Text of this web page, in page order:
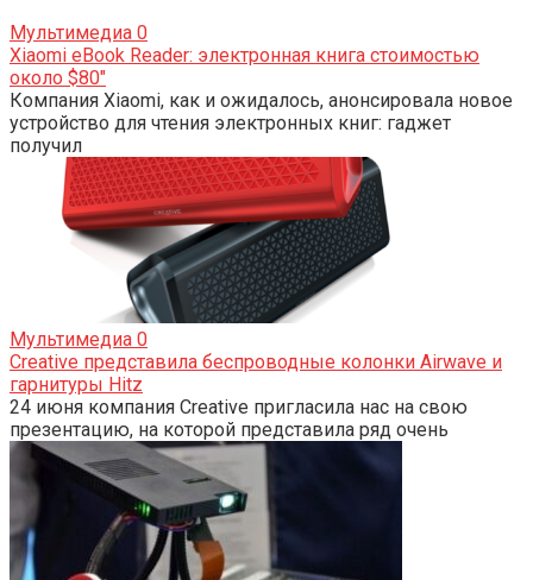
Мультимедиа 0
Xiaomi eBook Reader: электронная книга стоимостью
около $80″
Компания Xiaomi, как и ожидалось, анонсировала новое
устройство для чтения электронных книг: гаджет
получил
Мультимедиа 0
Creative представила беспроводные колонки Airwave и
гарнитуры Hitz
24 июня компания Creative пригласила нас на свою
презентацию, на которой представила ряд очень